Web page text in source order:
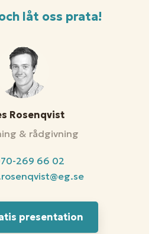
låt oss prata!
Rosenqvist
& rådgivning
269 66 02
presentation